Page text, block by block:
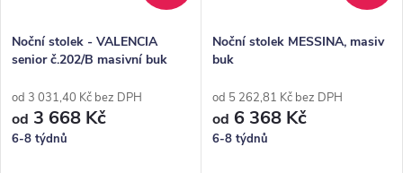
Noční stolek - VALENCIA
senior č.202/B masivní buk
od 3 031,40 Kč bez DPH
od 3 668 Kč
6-8 týdnů
Noční stolek MESSINA, masiv
buk
od 5 262,81 Kč bez DPH
od 6 368 Kč
6-8 týdnů